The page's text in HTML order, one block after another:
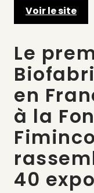
Voir le site
Le
en
à la
40